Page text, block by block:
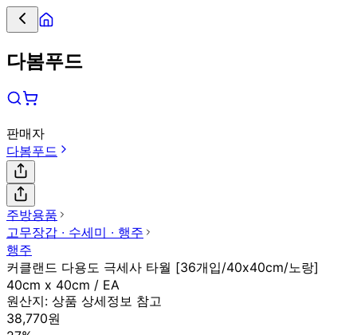
다봄푸드
판매자
다봄푸드
주방용품
고무장갑 ∙ 수세미 ∙ 행주
행주
커클랜드 다용도 극세사 타월 [36개입/40x40cm/노랑]
40cm x 40cm / EA
원산지: 상품 상세정보 참고
38,770원